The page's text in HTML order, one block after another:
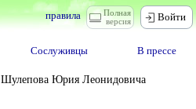
Полная
версия
правила Войти
Сослуживцы В прессе
Юрия Леонидовича